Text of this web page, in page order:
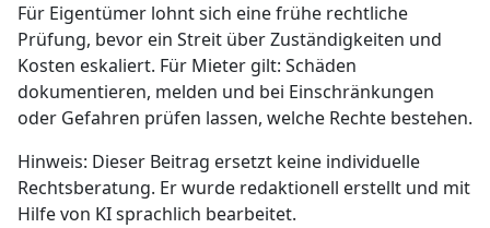
Für Eigentümer lohnt sich eine frühe rechtliche
Prüfung, bevor ein Streit über Zuständigkeiten und
Kosten eskaliert. Für Mieter gilt: Schäden
dokumentieren, melden und bei Einschränkungen
oder Gefahren prüfen lassen, welche Rechte bestehen.
Hinweis: Dieser Beitrag ersetzt keine individuelle
Rechtsberatung. Er wurde redaktionell erstellt und mit
Hilfe von KI sprachlich bearbeitet.